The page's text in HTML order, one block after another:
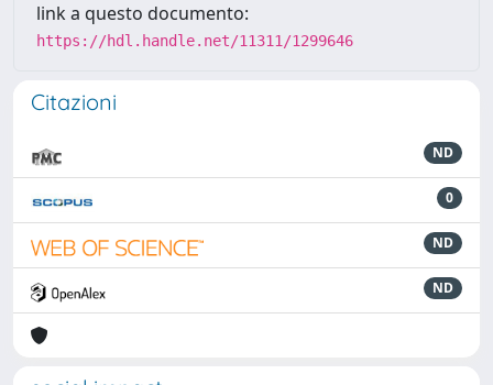
link a questo documento:
https://hdl.handle.net/11311/1299646
Citazioni
ND
0
ND
ND